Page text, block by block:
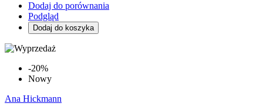
Dodaj do porównania
Podgląd
Dodaj do koszyka
-20%
Nowy
Ana Hickmann